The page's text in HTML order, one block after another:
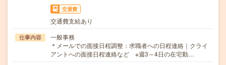
交通費
交通費支給あり
仕事内容
一般事務
＊メールでの面接日程調整：求職者への日程連絡｜クライ
アントへの面接日程連絡など ※週3～4日の在宅勤…